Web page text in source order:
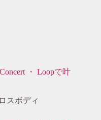
・ Loopで叶
スボディ